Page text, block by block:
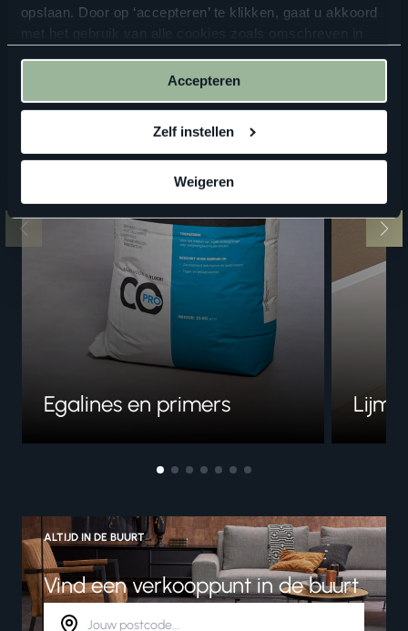
opslaan. Door op ‘accepteren’ te klikken, gaat u akkoord
Accepteren
Zelf instellen
Weigeren
Egalines en primers
ALTIJD IN DE BUURT
Vind een verkooppunt in de buurt